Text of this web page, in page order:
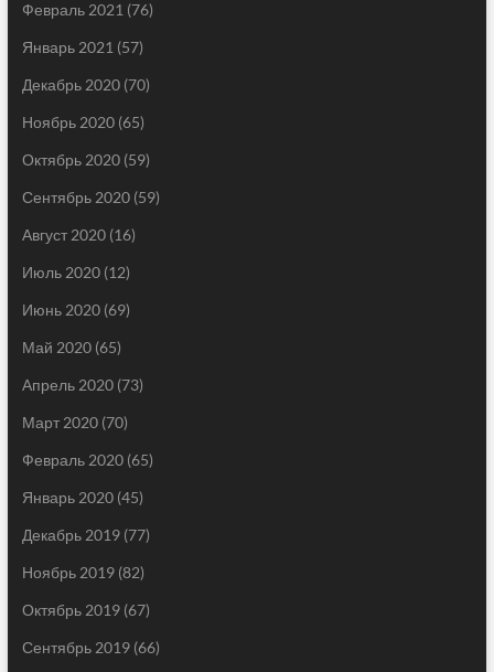
Февраль 2021 (76)
Январь 2021 (57)
Декабрь 2020(70)
Ноябрь 2020(65)
Октябрь 2020(59)
Сентябрь 2020(59)
Август 2020(16)
Июль 2020(12)
Июнь 2020(69)
Май 2020(65)
Апрель 2020(73)
Март 2020(70)
Февраль 2020(65)
Январь 2020(45)
Декабрь 2019(77)
Ноябрь 2019(82)
Октябрь 2019(67)
Сентябрь 2019(66)